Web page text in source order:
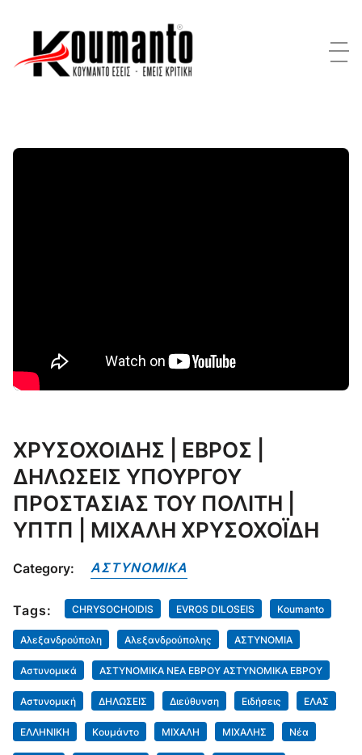
ΧΡΥΣΟΧΟΙΔΗΣ | ΕΒΡΟΣ |
ΔΗΛΩΣΕΙΣ ΥΠΟΥΡΓΟΥ
ΠΡΟΣΤΑΣΙΑΣ ΤΟΥ ΠΟΛΙΤΗ |
ΥΠΤΠ | ΜΙΧΑΛΗ ΧΡΥΣΟΧΟΪΔΗ
Category: ΑΣΤΥΝΟΜΙΚΑ
Tags: CHRYSOCHOIDIS EVROS DILOSEIS Koumanto
Αλεξανδρούπολη Αλεξανδρούπολης ΑΣΤΥΝΟΜΙΑ
Αστυνομικά ΑΣΤΥΝΟΜΙΚΑ ΝΕΑ ΕΒΡΟΥ ΑΣΤΥΝΟΜΙΚΑ ΕΒΡΟΥ
Αστυνομική ΔΗΛΩΣΕΙΣ Διεύθυνση Ειδήσεις ΕΛΑΣ
ΕΛΛΗΝΙΚΗ Κουμάντο ΜΙΧΑΛΗ ΜΙΧΑΛΗΣ Νέα